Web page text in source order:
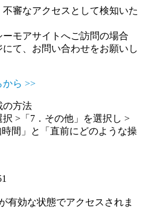
審なアクセスとして検知いた
モアサイトへご訪問の場合
て、お問い合わせをお願いし
から >>
の方法
>「7．その他」を選択し >
間」と「直前にどのような操
有効な状態でアクセスされま